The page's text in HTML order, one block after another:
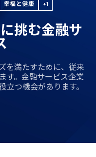
幸福と健康 +1
挑む金融サ
を満たすために、従来
す。金融サービス企業
立つ機会があります。